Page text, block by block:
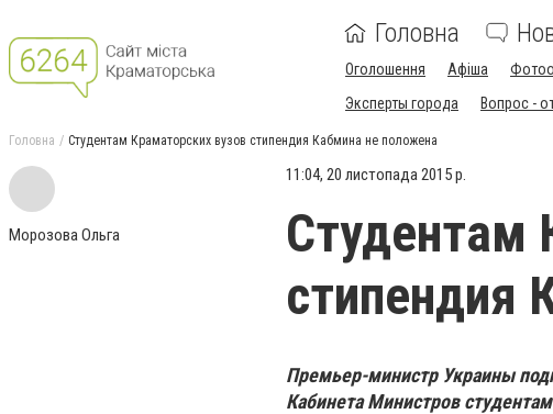
Головна
Оголошення Афіша
Эксперты города
Вопрос -
Головна Студентам Краматорских вузов стипендия Кабмина не положена
Морозова Ольга
11:04, 20 листопада 2015 р.
Студентам
стипендия
Премьер-министр Украины
Кабинета Министров